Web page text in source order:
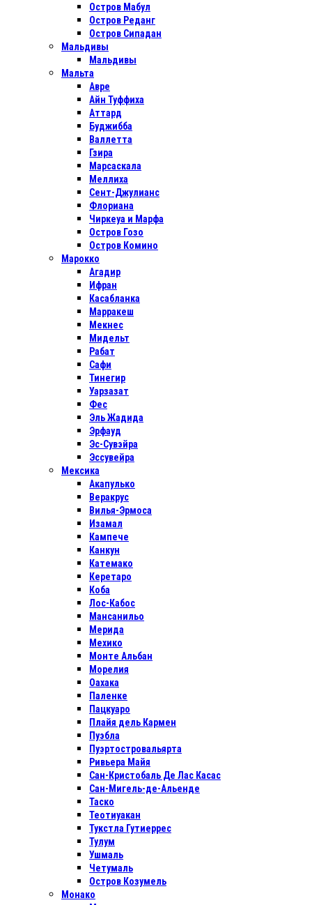
Остров Мабул
Остров Реданг
Остров Сипадан
Мальдивы
Мальдивы
Мальта
Авре
Айн Туффиха
Аттард
Буджибба
Валлетта
Гзира
Марсаскала
Меллиха
Сент-Джулианс
Флориана
Чиркеуа и Марфа
Остров Гозо
Остров Комино
Марокко
Агадир
Ифран
Касабланка
Марракеш
Мекнес
Мидельт
Рабат
Сафи
Тинегир
Уарзазат
Фес
Эль Жадида
Эрфауд
Эс-Сувэйра
Эссувейра
Мексика
Акапулько
Веракрус
Вилья-Эрмоса
Изамал
Кампече
Канкун
Катемако
Керетаро
Коба
Лос-Кабос
Мансанильо
Мерида
Мехико
Монте Альбан
Морелия
Оахака
Паленке
Пацкуаро
Плайя дель Кармен
Пуэбла
Пуэртостровальярта
Ривьера Майя
Сан-Кристобаль Де Лас Касас
Сан-Мигель-де-Альенде
Таско
Теотиуакан
Тукстла Гутиеррес
Тулум
Ушмаль
Четумаль
Остров Козумель
Монако